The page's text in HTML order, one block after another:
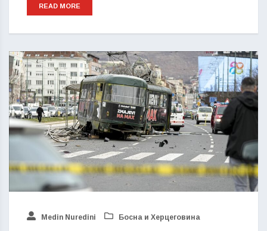
READ MORE
Medin Nuredini Босна и Херцеговина